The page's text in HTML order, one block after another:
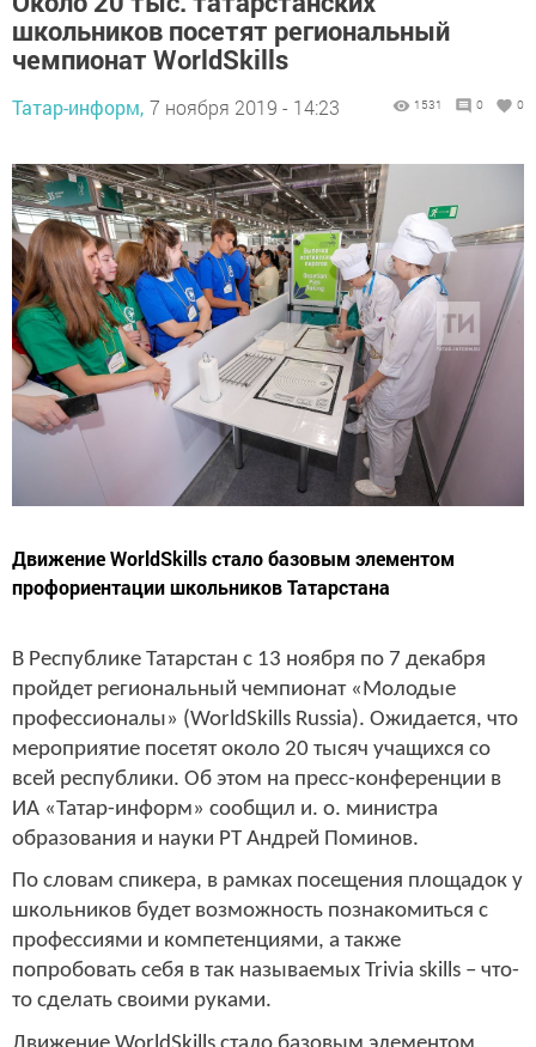
школьников посетят региональный
чемпионат WorldSkills
Татар-информ, 7 ноября 2019 - 14:23 1531 0 0
Движение WorldSkills стало базовым элементом
профориентации школьников Татарстана
В Республике Татарстан с 13 ноября по 7 декабря
пройдет региональный чемпионат «Молодые
профессионалы» (WorldSkills Russia). Ожидается, что
мероприятие посетят около 20 тысяч учащихся со
всей республики. Об этом на пресс-конференции в
ИА «Татар-информ» сообщил и. о. министра
образования и науки РТ Андрей Поминов.
По словам спикера, в рамках посещения площадок у
школьников будет возможность познакомиться с
профессиями и компетенциями, а также
попробовать себя в так называемых Trivia skills – что-
то сделать своими руками.